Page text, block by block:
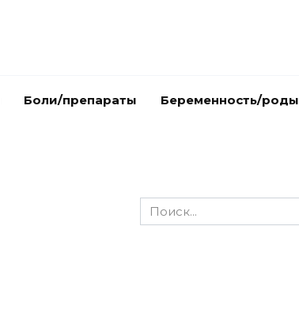
Боли/препараты Беременность/роды
Search
for: